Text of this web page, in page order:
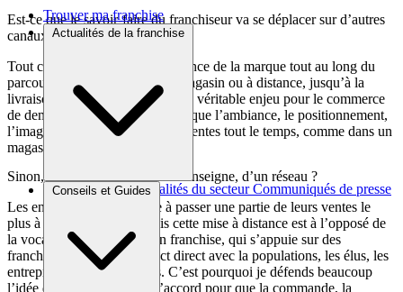
Trouver ma franchise
Actualités de la franchise
Brèves et actus Actualités du secteur Communiqués de presse
Conseils et Guides
Est-ce que le savoir-faire du franchiseur va se déplacer sur d’autres
canaux ?
Tout ce qui va renforcer la présence de la marque tout au long du
parcours client, que ce soit en magasin ou à distance, jusqu’à la
livraison à domicile, constitue un véritable enjeu pour le commerce
de demain : comment faire pour que l’ambiance, le positionnement,
l’image de l’enseigne soient présentes tout le temps, comme dans un
magasin ?
Sinon, quel sera l’apport d’une enseigne, d’un réseau ?
Les enseignes ont tendance à passer une partie de leurs ventes le
plus à distance possible mais cette mise à distance est à l’opposé de
la vocation du commerce en franchise, qui s’appuie sur des
franchisés locaux, en contact direct avec la populations, les élus, les
entreprises, les associations. C’est pourquoi je défends beaucoup
l’idée de click & collect : d’accord pour que la commande, la